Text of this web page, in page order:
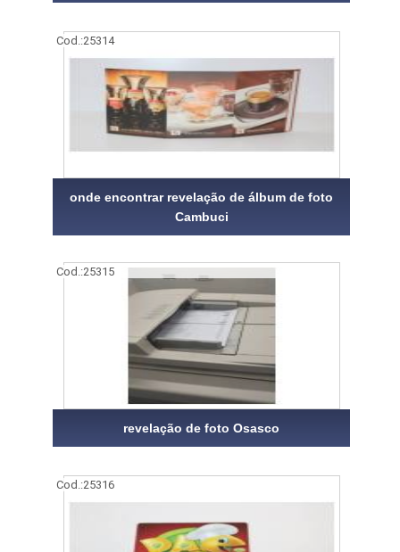
Cod.:25314
onde encontrar revelação de álbum de foto
Cambuci
Cod.:25315
revelação de foto Osasco
Cod.:25316